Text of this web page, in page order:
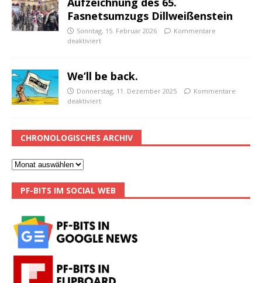
Fasnetsumzugs Dillweißenstein
Sonntag, 15. Februar 2026
Kommentare
deaktiviert
We’ll be back.
Donnerstag, 11. Dezember 2025
Kommentare
deaktiviert
CHRONOLOGISCHES ARCHIV
PF-BITS IM SOCIAL WEB